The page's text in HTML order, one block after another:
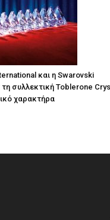
και η Swarovski
συλλεκτική Toblerone
χαρακτήρα